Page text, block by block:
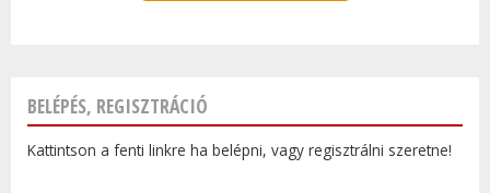
BELÉPÉS, REGISZTRÁCIÓ
Kattintson a fenti linkre ha belépni, vagy regisztrálni szeretne!